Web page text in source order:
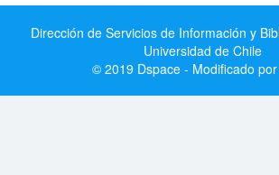
Dirección de Servicios de Información y
Universidad de Chile
© 2019 Dspace - Modificado